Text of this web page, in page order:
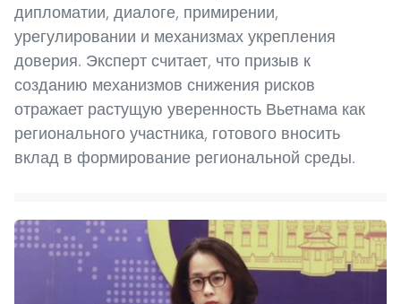
дипломатии, диалоге, примирении,
урегулировании и механизмах укрепления
доверия. Эксперт считает, что призыв к
созданию механизмов снижения рисков
отражает растущую уверенность Вьетнама как
регионального участника, готового вносить
вклад в формирование региональной среды.